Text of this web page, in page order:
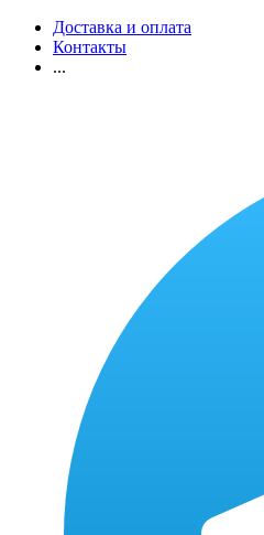
Доставка и оплата
Контакты
...